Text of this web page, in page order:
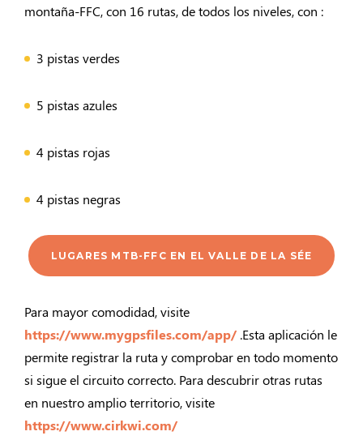
montaña-FFC, con 16 rutas, de todos los niveles, con :
3 pistas verdes
5 pistas azules
4 pistas rojas
4 pistas negras
LUGARES MTB-FFC EN EL VALLE DE LA SÉE
Para mayor comodidad, visite
https://www.mygpsfiles.com/app/ .Esta aplicación le
permite registrar la ruta y comprobar en todo momento
si sigue el circuito correcto. Para descubrir otras rutas
en nuestro amplio territorio, visite
https://www.cirkwi.com/